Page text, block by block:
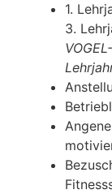
1.
3.